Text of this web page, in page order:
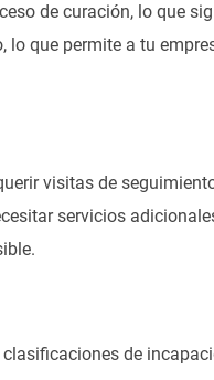
de curación, lo que
que permite a tu
visitas de
servicios
de